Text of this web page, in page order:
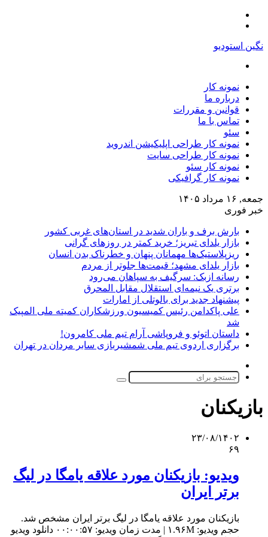
نگین استودیو
نمونه کار
درباره ما
قوانین و مقررات
تماس با ما
سئو
نمونه کار طراحی اپلیکیشن اندروید
نمونه کار طراحی سایت
نمونه کار سئو
نمونه کار گرافیکی
جمعه, ۱۶ مرداد ۱۴۰۵
خبر فوری
بارش برف و باران شدید در استان‌های غربی کشور
بازار یلدای تبریز؛ خرید کمتر در روزهای گرانی
ریزپلاستیک‌ها مهمانان پنهان و خطرناک بدن انسان
بازار یلدای مشهد؛ قیمت‌ها جلوتر از مردم
رسانه ازبک: سرگیف به سپاهان می‌رود
برتری یک نیمه‌ای استقلال مقابل المحرق
پیشنهاد جدید برای بالوتلی از امارات
علی پاکدامن رئیس کمیسیون ورزشکاران کمیته ملی المپیک
شد
داستان اتوئو و فروپاشی آرام تیم ملی کامرون!
برگزاری اردوی تیم ملی شمشیربازی سابر مردان در تهران
پوسته
جستجو
بازیکنان
۲۳/۰۸/۱۴۰۲
۶۹
ویدیو: بازیکنان مورد علاقه یامگا در لیگ
برتر ایران
بازیکنان مورد علاقه یامگا در لیگ برتر ایران مشخص شد.
حجم ویدیو: ۱.۹۶M | مدت زمان ویدیو: ۰۰:۰۰:۵۷ دانلود ویدیو